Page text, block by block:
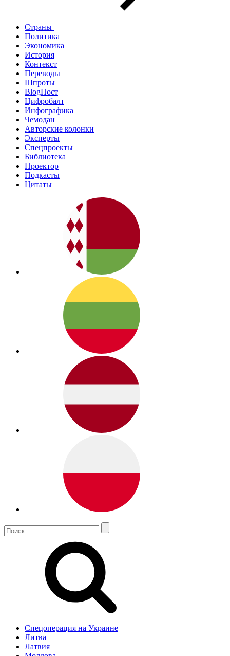
Страны
Политика
Экономика
История
Контекст
Переводы
Шпроты
BlogПост
Цифробалт
Инфографика
Чемодан
Авторские колонки
Эксперты
Спецпроекты
Библиотека
Проектор
Подкасты
Цитаты
Спецоперация на Украине
Литва
Латвия